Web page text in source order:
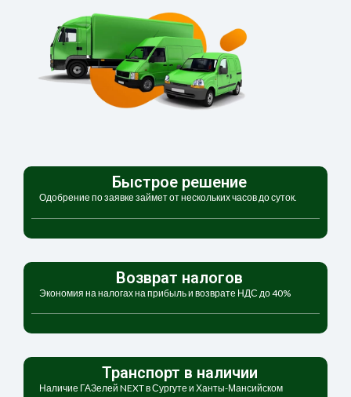
Быстрое решение
Одобрение по заявке займет от нескольких часов до суток.
Возврат налогов
Экономия на налогах на прибыль и возврате НДС до 40%
Транспорт в наличии
Наличие ГАЗелей NEXT в Сургуте и Ханты-Мансийском